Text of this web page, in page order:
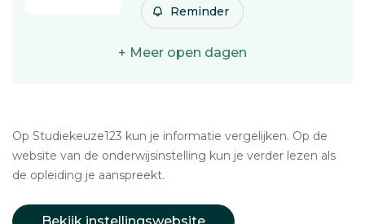
Reminder
+ Meer open dagen
Op Studiekeuze123 kun je informatie vergelijken. Op de
website van de onderwijsinstelling kun je verder lezen als
de opleiding je aanspreekt.